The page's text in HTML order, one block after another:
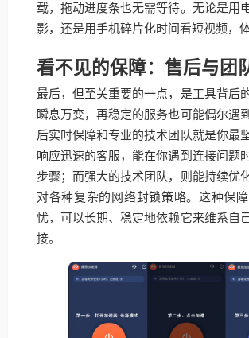
载，拖动进度条也无需等待。无论是用
影，还是用手机碎片化时间看短视频，
看不见的保障：售后与团
最后，但至关重要的一点，是工具背后
瞬息万变，再稳定的服务也可能偶尔遇
后实时保障和专业的技术团队就是你最
响应迅速的客服，能在你遇到连接问题
步骤；而强大的技术团队，则能持续优
对各种复杂的网络封锁策略。这种保
忧，可以长期、稳定地依赖它来维系自
接。